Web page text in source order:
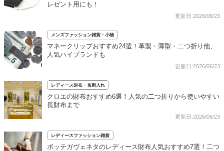
レゼント用にも！
更新日:2026/06/23
メンズファッション雑貨・小物
マネークリップおすすめ24選！革製・薄型・二つ折り他、
人気ハイブランドも
更新日:2026/06/23
レディース財布・名刺入れ
クロエの財布おすすめ6選！人気の二つ折りから使いやすい
長財布まで
更新日:2026/06/23
レディースファッション雑貨
ボッテガヴェネタのレディース財布人気おすすめ7選！二つ